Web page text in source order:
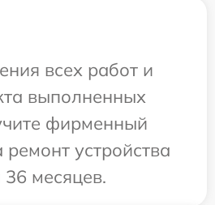
всех работ и
выполненных
фирменный
устройства
месяцев.